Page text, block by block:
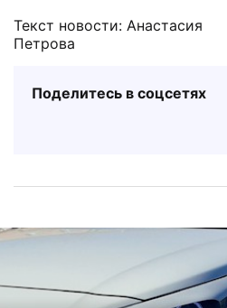
Текст новости: Анастасия
Петрова
Поделитесь в соцсетях